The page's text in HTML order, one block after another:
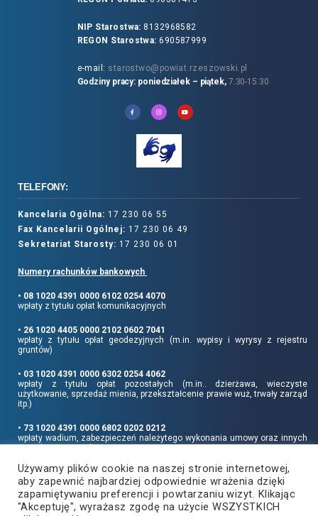
NIP Starostwa: 8132968582
REGON Starostwa: 690587999
e-mail: starostwo@powiat.rzeszowski.pl
Godziny pracy: poniedziałek – piątek, 7:30-15:30
TELEFONY:
Kancelaria Ogólna: 17 230 06 55
Fax Kancelarii Ogólnej: 17 230 06 49
Sekretariat Starosty: 17 230 06 01
Numery rachunków bankowych
• 08 1020 4391 0000 6102 0254 4070
wpłaty z tytułu opłat komunikacyjnych
• 26 1020 4405 0000 2102 0602 7041
wpłaty z tytułu opłat geodezyjnych (m.in. wypisy i wyrysy z rejestru
gruntów)
• 03 1020 4391 0000 6302 0254 4062
wpłaty z tytułu opłat pozostałych (m.in.. dzierżawa, wieczyste
użytkowanie, sprzedaż mienia, przekształcenie prawie wuż, trwały zarząd
itp.)
• 73 1020 4391 0000 6802 0202 0212
wpłaty wadium, zabezpieczeń należytego wykonania umowy oraz innych
Informujemy, że opłatę skarbową należy uiszczać na rachunek Urzędu
Miasta Rzeszowa:
• 90 1240 6960 3851 0062 0000 0423
Używamy plików cookie na naszej stronie internetowej,
aby zapewnić najbardziej odpowiednie wrażenia dzięki
zapamiętywaniu preferencji i powtarzaniu wizyt. Klikając
"Akceptuję", wyrażasz zgodę na użycie WSZYSTKICH